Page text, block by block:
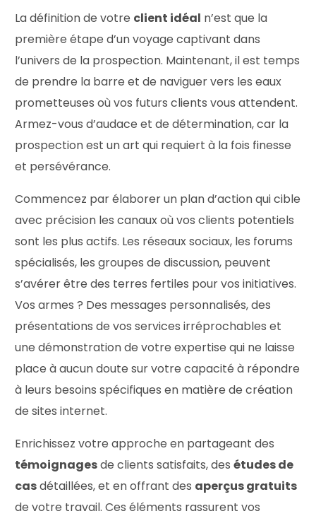
La définition de votre client idéal n’est que la
première étape d’un voyage captivant dans
l’univers de la prospection. Maintenant, il est temps
de prendre la barre et de naviguer vers les eaux
prometteuses où vos futurs clients vous attendent.
Armez-vous d’audace et de détermination, car la
prospection est un art qui requiert à la fois finesse
et persévérance.
Commencez par élaborer un plan d’action qui cible
avec précision les canaux où vos clients potentiels
sont les plus actifs. Les réseaux sociaux, les forums
spécialisés, les groupes de discussion, peuvent
s’avérer être des terres fertiles pour vos initiatives.
Vos armes ? Des messages personnalisés, des
présentations de vos services irréprochables et
une démonstration de votre expertise qui ne laisse
place à aucun doute sur votre capacité à répondre
à leurs besoins spécifiques en matière de création
de sites internet.
Enrichissez votre approche en partageant des
témoignagesde clients satisfaits, desétudes de
casdétaillées, et en offrant des aperçus gratuits
de votre travail. Ces éléments rassurent vos